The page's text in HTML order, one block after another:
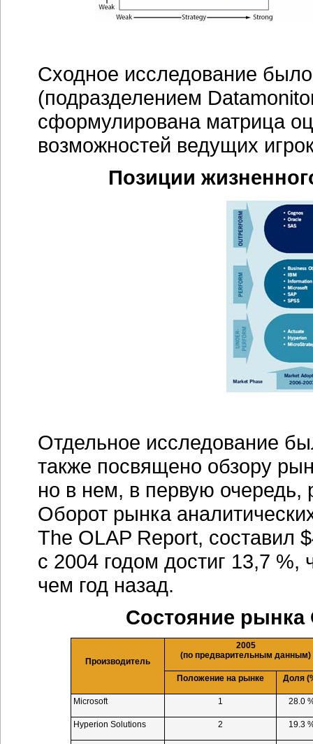
Сходное исследование
(подразделением
сформулирована матрица
возможностей ведущих
Позиции
Отдельное исследование
также посвящено обзору
но в нем, в первую очередь,
Оборот рынка
The OLAP Report, составил
с 2004 годом достиг 13,7
чем год назад.
Состояние рынка
Производитель
2005
(по предварительным данным)
Положение на рынке Доля
Microsoft 1 28.0
Hyperion Solutions 2 19.3